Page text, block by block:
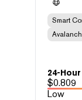
Smart
24-Hour
$0.809
Low